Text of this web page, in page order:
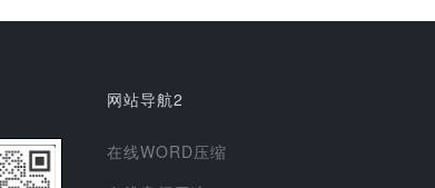
网站导航2
在线WORD压缩